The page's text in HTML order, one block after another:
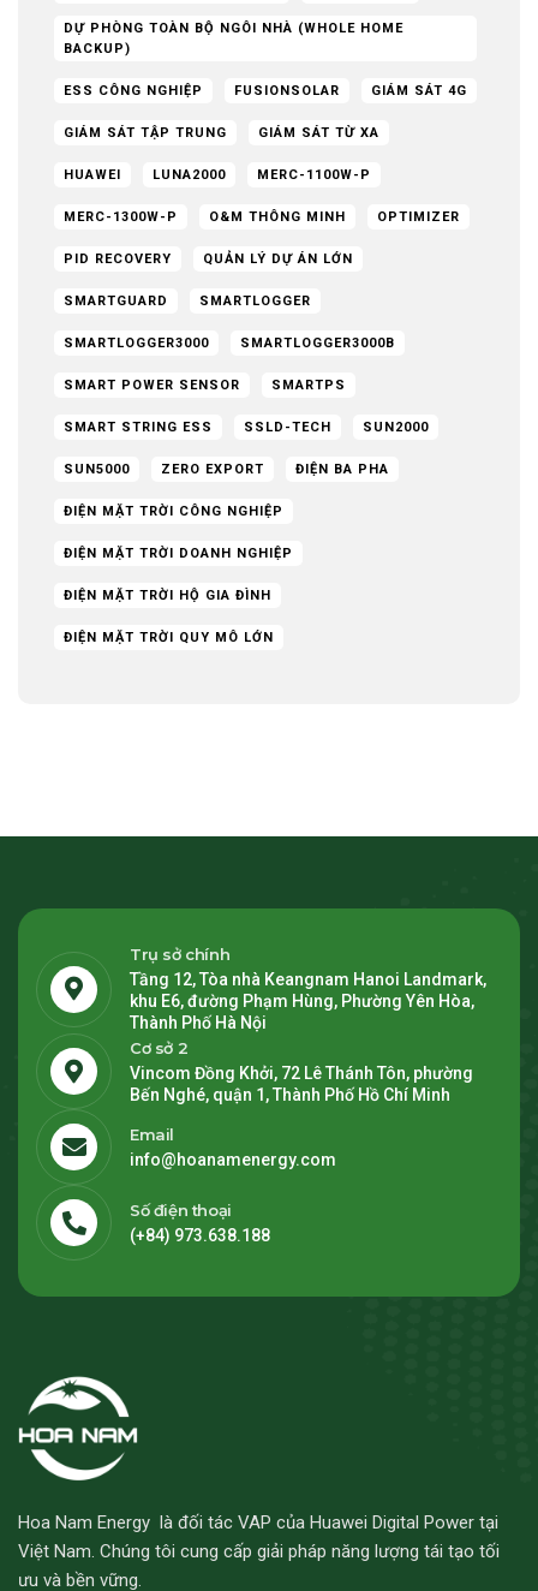
DỰ PHÒNG TOÀN BỘ NGÔI NHÀ (WHOLE HOME
BACKUP)
ESS CÔNG NGHIỆP FUSIONSOLAR GIÁM SÁT 4G
GIÁM SÁT TẬP TRUNG GIÁM SÁT TỪ XA
HUAWEI LUNA2000 MERC-1100W-P
MERC-1300W-P O&M THÔNG MINH OPTIMIZER
PID RECOVERY QUẢN LÝ DỰ ÁN LỚN
SMARTGUARD SMARTLOGGER
SMARTLOGGER3000 SMARTLOGGER3000B
SMART POWER SENSOR SMARTPS
SMART STRING ESS SSLD-TECH SUN2000
SUN5000 ZERO EXPORT ĐIỆN BA PHA
ĐIỆN MẶT TRỜI CÔNG NGHIỆP
ĐIỆN MẶT TRỜI DOANH NGHIỆP
ĐIỆN MẶT TRỜI HỘ GIA ĐÌNH
ĐIỆN MẶT TRỜI QUY MÔ LỚN
Trụ sở chính
Tầng 12, Tòa nhà Keangnam Hanoi Landmark,
khu E6, đường Phạm Hùng, Phường Yên Hòa,
Thành Phố Hà Nội
Cơ sở 2
Vincom Đồng Khởi, 72 Lê Thánh Tôn, phường
Bến Nghé, quận 1, Thành Phố Hồ Chí Minh
Email
info@hoanamenergy.com
Số điện thoại
(+84) 973.638.188
Hoa Nam Energy là đối tác VAP của Huawei Digital Power tại
Việt Nam. Chúng tôi cung cấp giải pháp năng lượng tái tạo tối
ưu và bền vững.